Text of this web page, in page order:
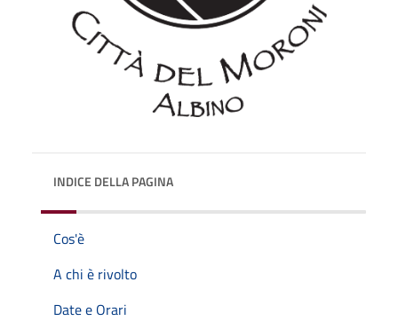
INDICE DELLA PAGINA
Cos'è
A chi è rivolto
Date e Orari